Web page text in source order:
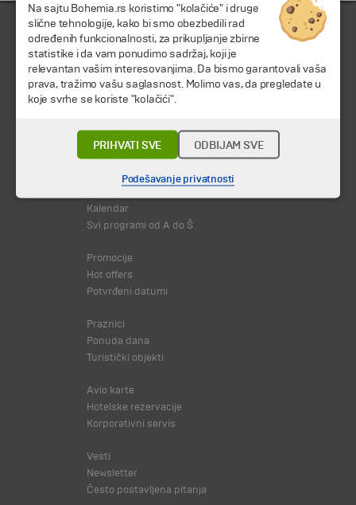
© 2026 TA BOHEMIA TRAVEL DOO.Sva prava zadržava.
Putovanja i odmori
Kalendar
Svi programi od A do Š
Promocije
Hot offers
Potvrđeni datumi
Praznici
Ponuda dana
Turistički objekti
Avio karte
Hotelske rezervacije
Korporativni servis
Vesti
Newsletter
Često postavljena pitanja
Na sajtu Bohemia.rs koristimo "kolačiće" i druge
slične tehnologije, kako bi smo obezbedili rad
određenih funkcionalnosti, za prikupljanje zbirne
statistike i da vam ponudimo sadržaj, koji je
relevantan vašim interesovanjima. Da bismo garantovali vaša
prava, tražimo vašu saglasnost. Molimo vas, da pregledate u
koje svrhe se koriste "kolačići".
PRIHVATI SVE ODBIJAM SVE
Podešavanje privatnosti